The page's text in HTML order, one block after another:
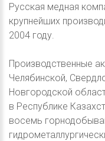
Русская медная
крупнейших
2004 году.
Производственные
Челябинской,
Новгородской
в Республике
восемь